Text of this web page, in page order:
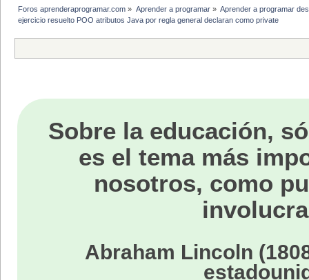
Foros aprenderaprogramar.com » Aprender a programar» Aprender a programar
ejercicio resuelto POO atributos Java por regla general declaran como private
Sobre la educación,
es el tema más
nosotros, como
Abraham Lincoln